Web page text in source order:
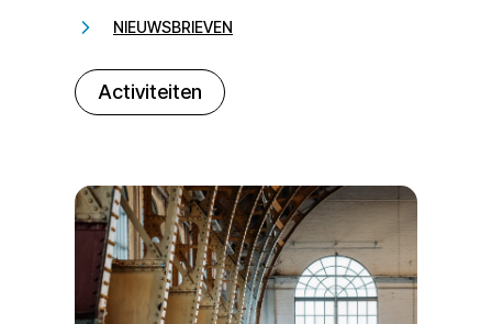
NIEUWSBRIEVEN
Activiteiten
232323